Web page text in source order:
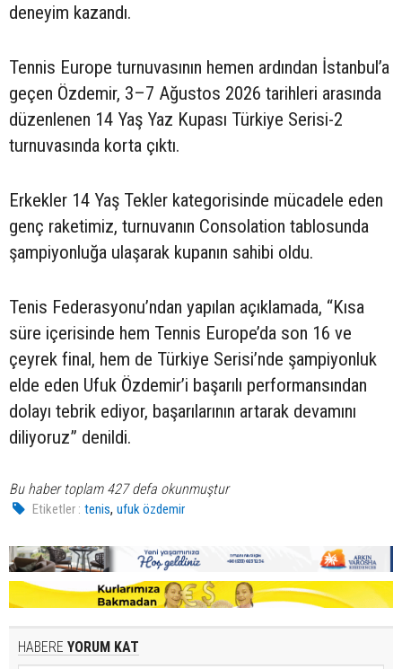
deneyim kazandı.
Tennis Europe turnuvasının hemen ardından İstanbul’a
geçen Özdemir, 3–7 Ağustos 2026 tarihleri arasında
düzenlenen 14 Yaş Yaz Kupası Türkiye Serisi-2
turnuvasında korta çıktı.
Erkekler 14 Yaş Tekler kategorisinde mücadele eden
genç raketimiz, turnuvanın Consolation tablosunda
şampiyonluğa ulaşarak kupanın sahibi oldu.
Tenis Federasyonu’ndan yapılan açıklamada, “Kısa
süre içerisinde hem Tennis Europe’da son 16 ve
çeyrek final, hem de Türkiye Serisi’nde şampiyonluk
elde eden Ufuk Özdemir’i başarılı performansından
dolayı tebrik ediyor, başarılarının artarak devamını
diliyoruz” denildi.
Bu haber toplam 427 defa okunmuştur
Etiketler : tenis,ufuk özdemir
HABERE YORUM KAT